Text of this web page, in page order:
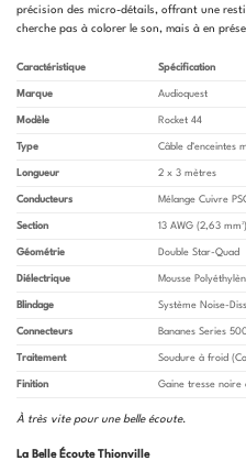
précision des micro-détails, offrant une
cherche pas à colorer le son, mais à en
Caractéristique Spécification
Marque Audioquest
Modèle Rocket 44
Type Câble d’enceintes
Longueur 2 x 3 mètres
Conducteurs Mélange Cuivre
Section 13 AWG (2,63 mm²)
Géométrie Double Star-Quad
Diélectrique Mousse
Blindage Système Noise-
Connecteurs Bananes Series
Traitement Soudure à froid
Finition Gaine tresse noire
À très vite pour une belle écoute.
La Belle Écoute Thionville